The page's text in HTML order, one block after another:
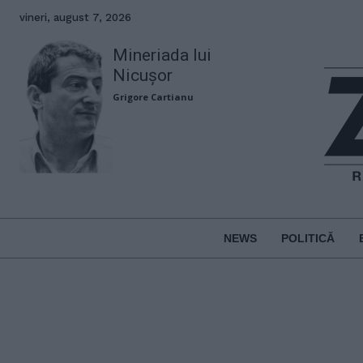
vineri, august 7, 2026
Mineriada lui
Nicușor
Grigore Cartianu
NEWS POLITICĂ